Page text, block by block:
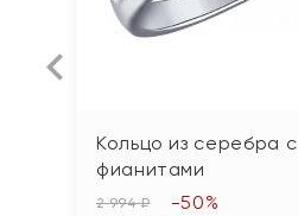
Кольцо из серебра с
фианитами
2 994 ₽ -50%